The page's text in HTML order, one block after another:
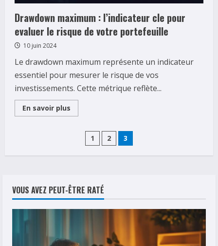
sous
nocturne
Drawdown maximum : l’indicateur cle pour
evaluer le risque de votre portefeuille
10 juin 2024
Le drawdown maximum représente un indicateur
essentiel pour mesurer le risque de vos
investissements. Cette métrique reflète...
En savoir plus
more
maximum
l’indicateur
cle
risque
de
votre
portefeuille
Pagination
des
publications
1 2 3
VOUS AVEZ PEUT-ÊTRE RATÉ